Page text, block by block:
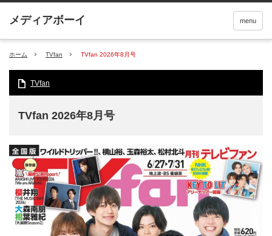
menu
ホーム TVfan TVfan 2026年8月号
TVfan
TVfan 2026年8月号